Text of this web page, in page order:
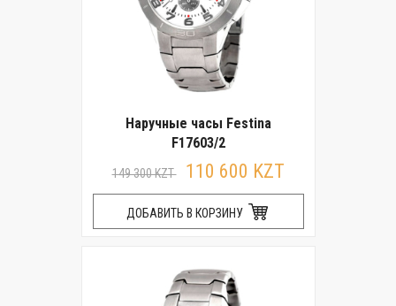
Наручные часы Festina
F17603/2
149 300 KZT 110 600 KZT
ДОБАВИТЬ В КОРЗИНУ